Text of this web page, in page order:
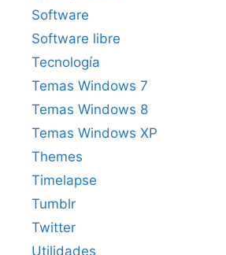
Software
Software libre
Tecnología
Temas Windows 7
Temas Windows 8
Temas Windows XP
Themes
Timelapse
Tumblr
Twitter
Utilidades